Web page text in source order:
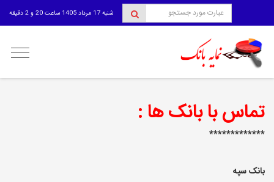
شنبه 17 مرداد 1405 ساعت 20 و 2 دقیقه
منوی
تماس با بانک ها :
*************
بانک سپه